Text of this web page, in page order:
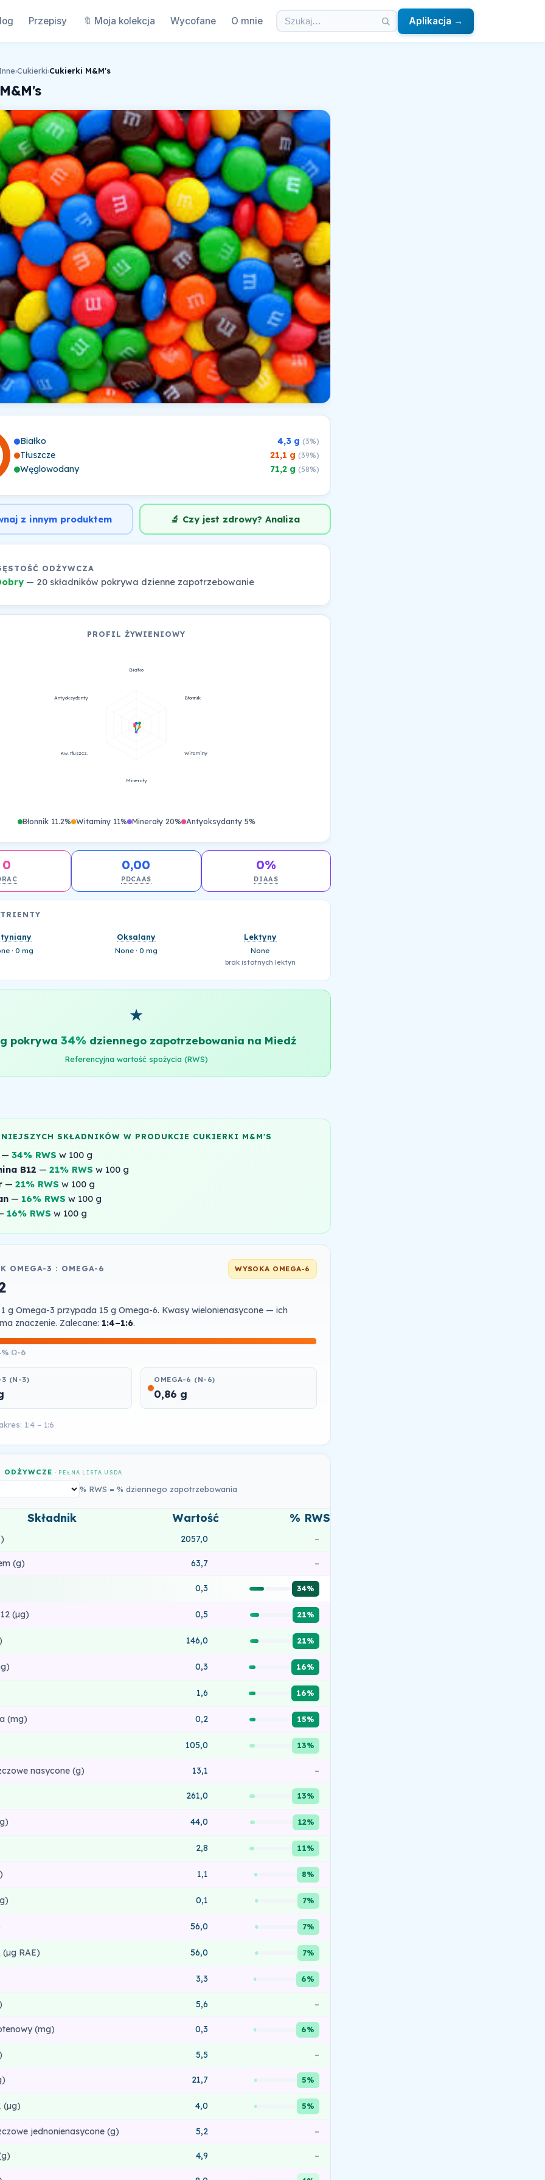
Przepisy 🔖 Moja kolekcja Wycofane O mnie Aplikacja →
›Cukierki›Cukierki M&M's
Białko 4,3 g (3%)
Tłuszcze 21,1 g (39%)
Węglowodany 71,2 g (58%)
z innym produktem 🔬 Czy jest zdrowy? Analiza
ODŻYWCZA
— 20 składników pokrywa dzienne zapotrzebowanie
PROFIL ŻYWIENIOWY
Białko
Błonnik
Witaminy
Minerały
Kw. tłuszcz.
Antyoksydanty
Błonnik 11.2% Witaminy 11% Minerały 20% Antyoksydanty 5%
0 0,00
PDCAAS
0%
DIAAS
· 0 mg
Oksalany
None · 0 mg
Lektyny
None
brak istotnych lektyn
★
pokrywa 34%dziennego zapotrzebowania na Miedź
Referencyjna wartość spożycia (RWS)
SKŁADNIKÓW W PRODUKCIE CUKIERKI M&M'S
34% RWS w 100 g
B12 — 21% RWS w 100 g
— 21% RWS w 100 g
— 16% RWS w 100 g
16% RWS w 100 g
OMEGA-3 : OMEGA-6 WYSOKA OMEGA-6
g Omega-3 przypada 15 g Omega-6. Kwasy wielonienasycone — ich
znaczenie. Zalecane: 1:4–1:6.
Ω-6
3 (N-3) OMEGA-6 (N-6)
0,86 g
1:4 – 1:6
ODŻYWCZE· PEŁNA LISTA USDA
% RWS = % dziennego zapotrzebowania
Składnik Wartość % RWS
2057,0 –
(g) 63,7 –
0,3 34%
(µg) 0,5 21%
146,0 21%
0,3 16%
1,6 16%
(mg) 0,2 15%
105,0 13%
nasycone (g) 13,1 –
261,0 13%
44,0 12%
2,8 11%
1,1 8%
0,1 7%
56,0 7%
RAE) 56,0 7%
3,3 6%
5,6 –
(mg) 0,3 6%
5,5 –
21,7 5%
(µg) 4,0 5%
jednonienasycone (g) 5,2 –
4,9 –